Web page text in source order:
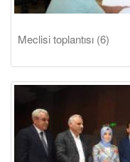
Meclisi toplantısı (6)